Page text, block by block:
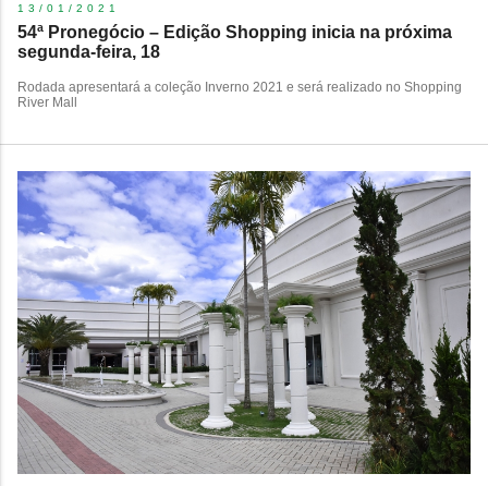
13/01/2021
54ª Pronegócio – Edição Shopping inicia na próxima
segunda-feira, 18
Rodada apresentará a coleção Inverno 2021 e será realizado no Shopping
River Mall